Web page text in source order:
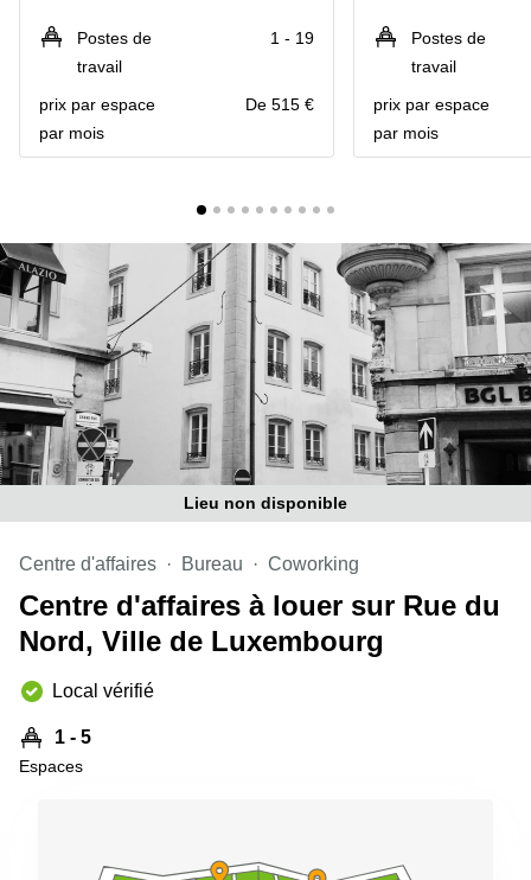
Esch-sur-
Сoworking
Sandweiler
Bureaux
Bureaux
Sandweiler
Bureaux
Luxembourg
Centres
d’affaires
Bertrange
Centres
Esch-
Centres
d’affaires
Sandweiler
Postes de
travail
1 - 19
prix par espace
par mois
De 515 €
Postes de
travail
prix par espace
par mois
Lieu non disponible
Centre d'affaires Bureau Coworking
Centre d'affaires à louer sur Rue du
Nord, Ville de Luxembourg
Local vérifié
1 - 5
Espaces